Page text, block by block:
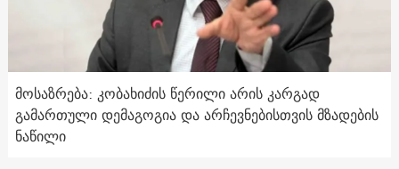
მოსაზრება: კობახიძის წერილი არის კარგად
გამართული დემაგოგია და არჩევნებისთვის მზადების
ნაწილი